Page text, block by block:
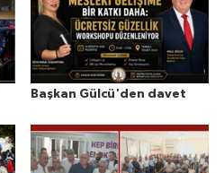
Başkan Gülcü'den davet